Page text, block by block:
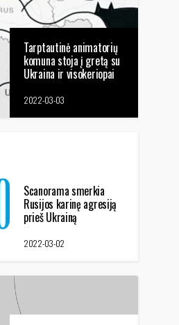
Tarptautinė animatorių
komuna stoja į gretą su
Ukraina ir visokeriopai
okupantais
2022-03-03
Scanorama smerkia
Rusijos karinę agresiją
prieš Ukrainą
2022-03-02